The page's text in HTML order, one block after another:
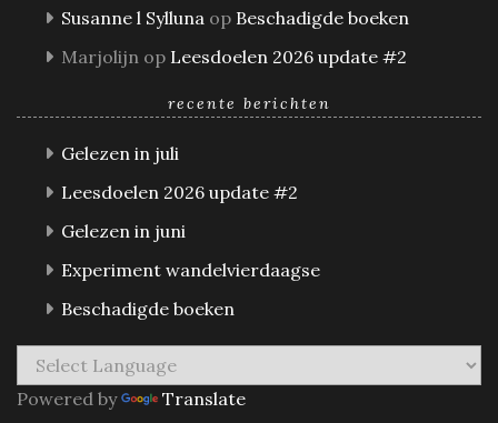
Susanne l Sylluna op Beschadigde boeken
Marjolijn op Leesdoelen 2026 update #2
recente berichten
Gelezen in juli
Leesdoelen 2026 update #2
Gelezen in juni
Experiment wandelvierdaagse
Beschadigde boeken
Powered by Translate